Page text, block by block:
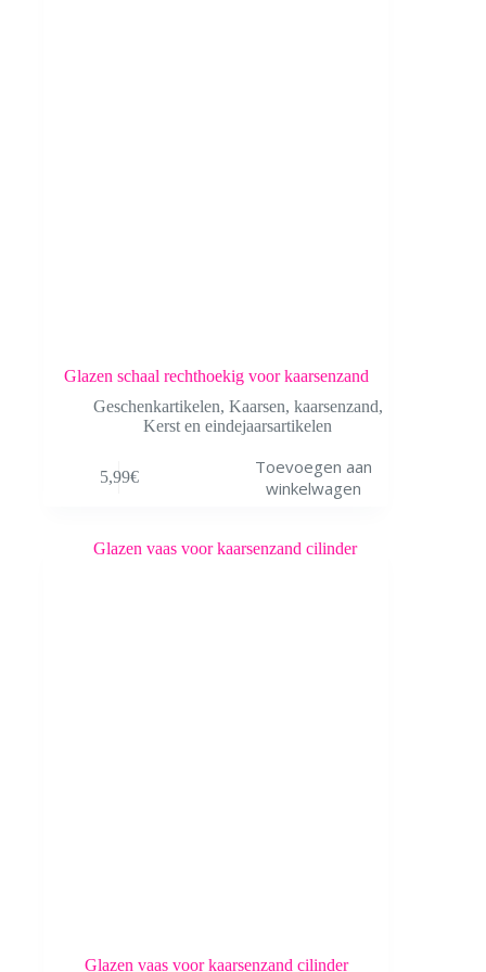
Glazen schaal rechthoekig voor kaarsenzand
Geschenkartikelen, Kaarsen, kaarsenzand,
Kerst en eindejaarsartikelen
5,99€
Toevoegen aan
winkelwagen
Glazen vaas voor kaarsenzand cilinder